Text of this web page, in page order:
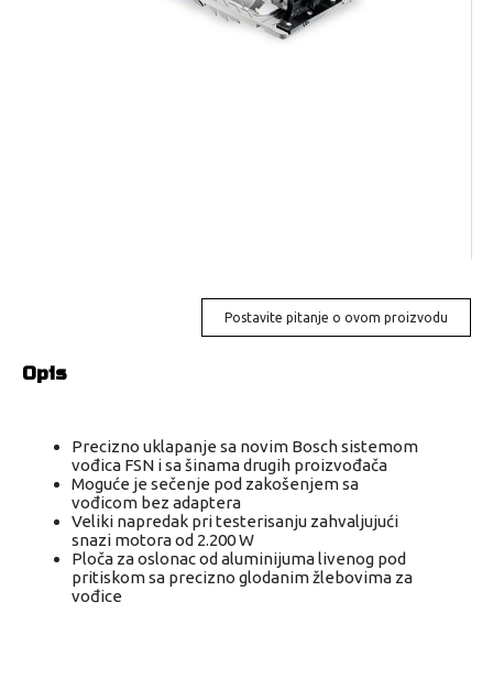
Postavite pitanje o ovom proizvodu
Opis
Precizno uklapanje sa novim Bosch sistemom
vođica FSN i sa šinama drugih proizvođača
Moguće je sečenje pod zakošenjem sa
vođicom bez adaptera
Veliki napredak pri testerisanju zahvaljujući
snazi motora od 2.200 W
Ploča za oslonac od aluminijuma livenog pod
pritiskom sa precizno glodanim žlebovima za
vođice